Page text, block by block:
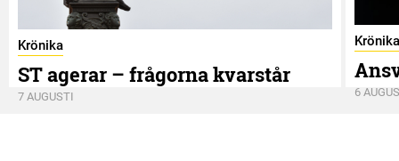
Krönika
ST agerar – frågorna kvarstår
7 AUGUSTI
Krönika
6